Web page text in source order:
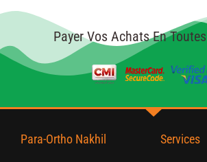
Payer Vos Achats En
Para-Ortho Nakhil Services